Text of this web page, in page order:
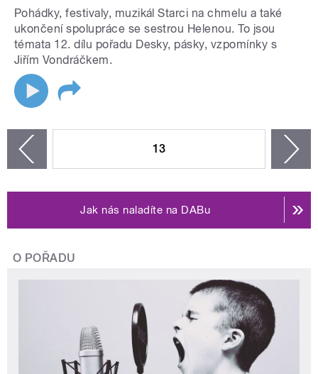
Pohádky, festivaly, muzikál Starci na chmelu a také
ukončení spolupráce se sestrou Helenou. To jsou
témata 12. dílu pořadu Desky, pásky, vzpomínky s
Jiřím Vondráčkem.
13
Jak nás naladíte na DABu
O POŘADU